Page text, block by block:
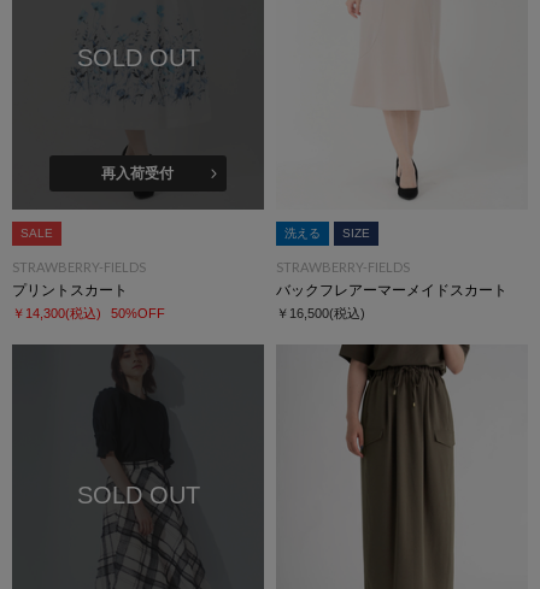
SOLD OUT
再入荷受付
SALE
STRAWBERRY-FIELDS
プリントスカート
￥14,300(税込) 50%OFF
洗える SIZE
STRAWBERRY-FIELDS
バックフレアーマーメイドスカート
￥16,500(税込)
SOLD OUT